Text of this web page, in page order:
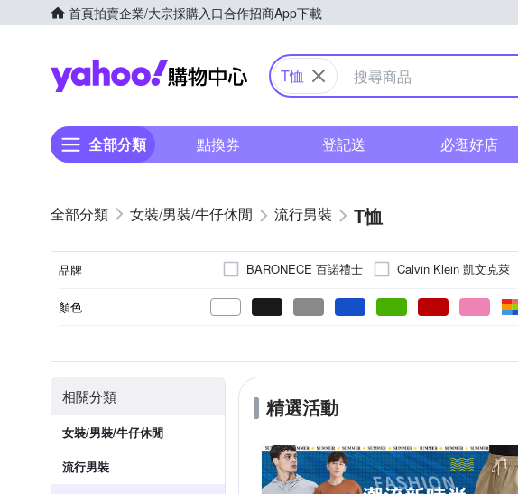
首頁拍賣企業/大宗採購入口合作招商App下載
Yahoo購物中心
T恤
全部分類 點換券 登記送 必逛好店
女裝/男裝/牛仔休閒 流行男裝 T恤
品牌 BARONECE 百諾禮士 Calvin Klein 凱文克萊
Heha
KISSDIAMOND ModaCore 摩達客
顏色
相關分類
女裝/男裝/牛仔休閒
流行男裝
精選活動